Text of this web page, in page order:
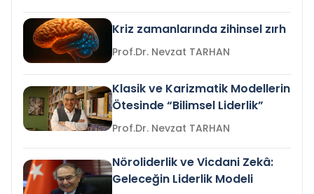
Kriz zamanlarında zihinsel zırh
Prof.Dr. Nevzat TARHAN
Klasik ve Karizmatik Modellerin
Ötesinde “Bilimsel Liderlik”
Prof.Dr. Nevzat TARHAN
Nöroliderlik ve Vicdani Zekâ:
Geleceğin Liderlik Modeli